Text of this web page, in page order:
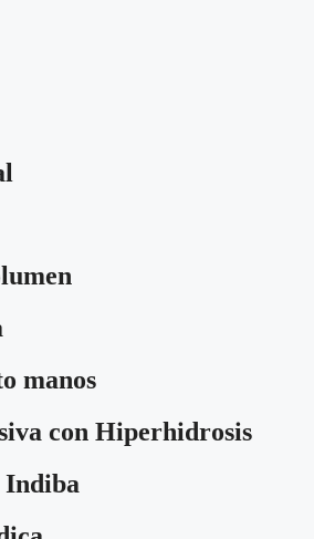
manos
con Hiperhidrosis
Indiba